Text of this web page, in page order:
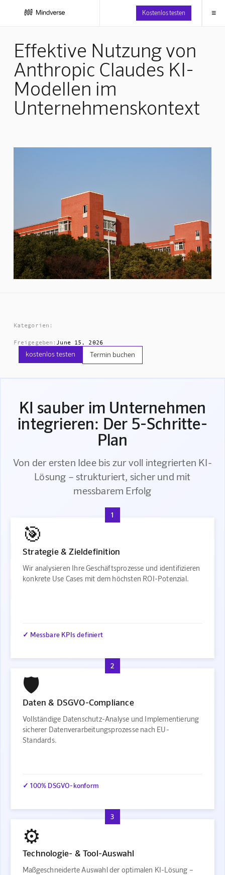
Kostenlos testen ≡
Effektive Nutzung von
Anthropic Claudes KI-
Modellen im
Unternehmenskontext
Kategorien:
Freigegeben: June 15, 2026
kostenlos testen Termin buchen
KI sauber im Unternehmen
integrieren: Der 5-Schritte-
Plan
Von der ersten Idee bis zur voll integrierten KI-
Lösung – strukturiert, sicher und mit
messbarem Erfolg
1
🎯
Strategie & Zieldefinition
Wir analysieren Ihre Geschäftsprozesse und identifizieren
konkrete Use Cases mit dem höchsten ROI-Potenzial.
✓ Messbare KPIs definiert
2
🛡️
Daten & DSGVO-Compliance
Vollständige Datenschutz-Analyse und Implementierung
sicherer Datenverarbeitungsprozesse nach EU-
Standards.
✓ 100% DSGVO-konform
3
⚙️
Technologie- & Tool-Auswahl
Maßgeschneiderte Auswahl der optimalen KI-Lösung –